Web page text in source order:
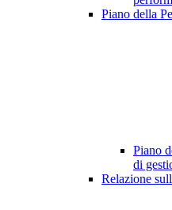
Piano della
Piano
di
Relazione